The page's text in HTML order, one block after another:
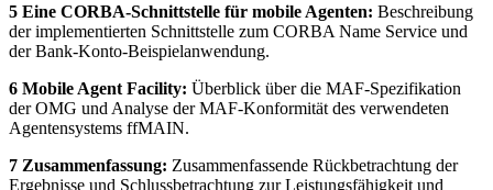
5 Eine CORBA-Schnittstelle für mobile Agenten: Beschreibung
der implementierten Schnittstelle zum CORBA Name Service und
der Bank-Konto-Beispielanwendung.
6 Mobile Agent Facility: Überblick über die MAF-Spezifikation
der OMG und Analyse der MAF-Konformität des verwendeten
Agentensystems ffMAIN.
7 Zusammenfassung: Zusammenfassende Rückbetrachtung der
Ergebnisse und Schlussbetrachtung zur Leistungsfähigkeit und